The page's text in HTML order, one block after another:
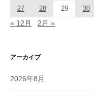
27 28 29 30
« 12月 2月 »
アーカイブ
2026年8月